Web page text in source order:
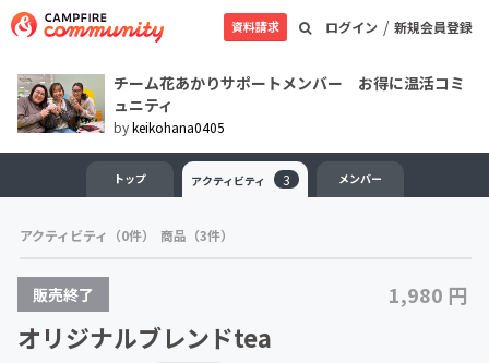
ログイン / 新規会員登録
資料請求
チーム花あかりサポートメンバー お得に温活コミ
ュニティ
bykeikohana0405
トップ アクティビティ 3 メンバー
アクティビティ（0件） 商品（3件）
販売終了 1,980 円
オリジナルブレンドtea